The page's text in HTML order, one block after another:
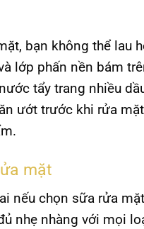
bạn không thể lau
lớp phấn nền bám
tẩy trang nhiều
ướt trước khi rửa
mặt
nếu chọn sữa rửa
nhẹ nhàng với mọi